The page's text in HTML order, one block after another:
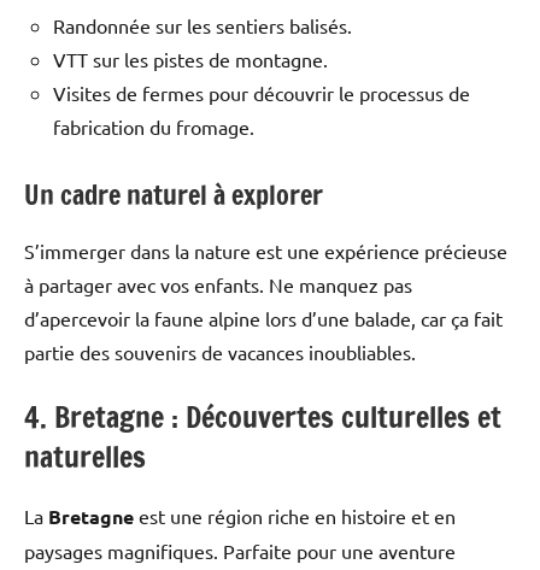
Randonnée sur les sentiers balisés.
VTT sur les pistes de montagne.
Visites de fermes pour découvrir le processus de
fabrication du fromage.
Un cadre naturel à explorer
S’immerger dans la nature est une expérience précieuse
à partager avec vos enfants. Ne manquez pas
d’apercevoir la faune alpine lors d’une balade, car ça fait
partie des souvenirs de vacances inoubliables.
4. Bretagne : Découvertes culturelles et
naturelles
La Bretagne est une région riche en histoire et en
paysages magnifiques. Parfaite pour une aventure